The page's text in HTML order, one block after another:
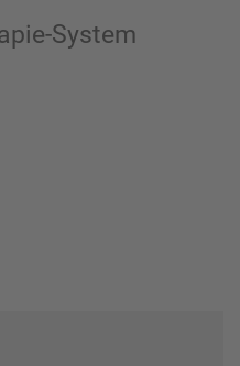
System